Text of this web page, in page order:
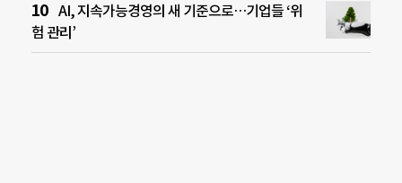
AI, 지속가능경영의 새 기준으로…기업들 ‘위
험 관리’